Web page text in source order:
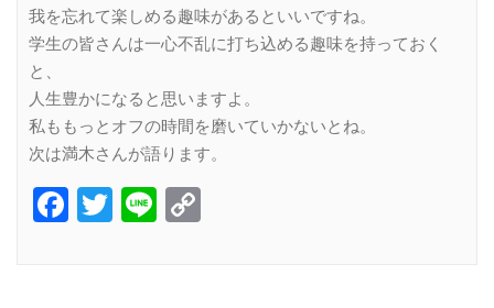
我を忘れて楽しめる趣味があるといいですね。
学生の皆さんは一心不乱に打ち込める趣味を持っておく
と、
人生豊かになると思いますよ。
私ももっとオフの時間を磨いていかないとね。
次は満木さんが語ります。
Facebook
Twitter
Line